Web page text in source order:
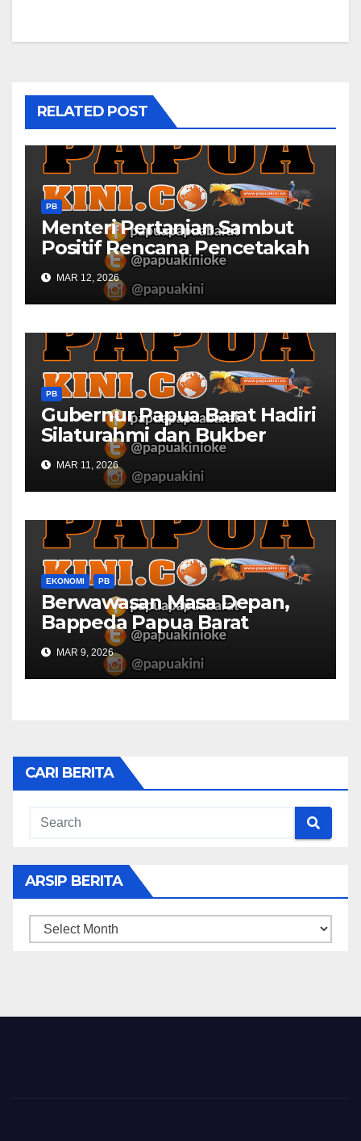
RELATED POST
PB
Menteri Pertanian Sambut
Positif Rencana Pencetakah
Sawah dan Ladang di Papua
Barat
MAR 12, 2026
PB
Gubernur Papua Barat Hadiri
Silaturahmi dan Bukber
Bersama DPR RI dan
Mendagri di IPDN
MAR 11, 2026
EKONOMI PB
Berwawasan Masa Depan,
Bappeda Papua Barat
Konsultasi Publik RKPD 2027
MAR 9, 2026
CARI BERITA
ARSIP BERITA
ARSIP